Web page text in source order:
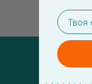
email